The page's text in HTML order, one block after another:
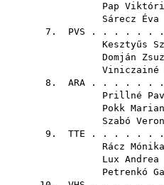
Pap
Sárecz Éva
7. PVS . . . . . . .
Kesztyűs
Domján
Viniczainé
8. ARA . . . . . . .
Prillné
Pokk
Szabó
9. TTE . . . . . . .
Rácz Mónika
Lux Andrea
Petrenkó